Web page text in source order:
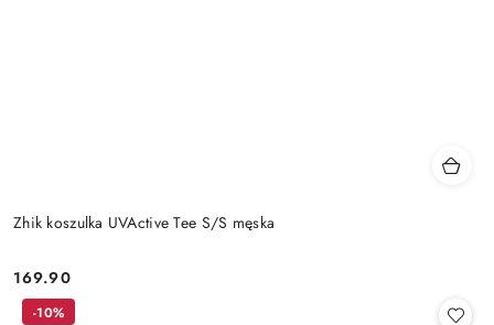
Zhik koszulka UVActive Tee S/S męska
Cena:
169.90
-10%